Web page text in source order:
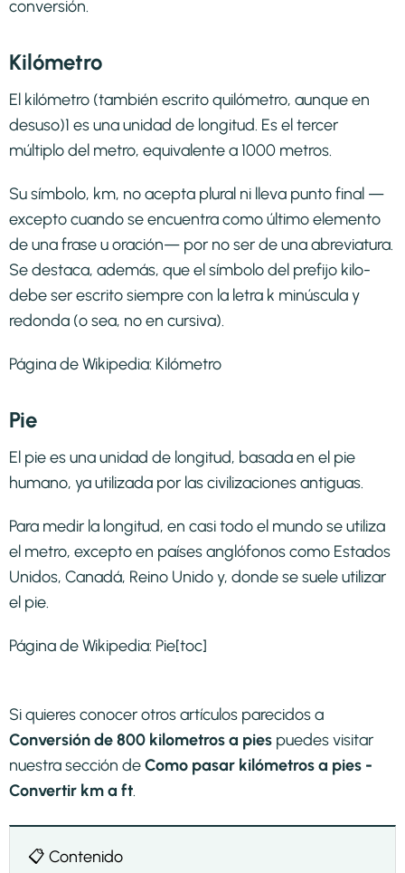
conversión.
Kilómetro
El kilómetro (también escrito quilómetro, aunque en
desuso)1​ es una unidad de longitud. Es el tercer
múltiplo del metro, equivalente a 1000 metros.
Su símbolo, km, no acepta plural ni lleva punto final —
excepto cuando se encuentra como último elemento
de una frase u oración— por no ser de una abreviatura.
Se destaca, además, que el símbolo del prefijo kilo-
debe ser escrito siempre con la letra k minúscula y
redonda (o sea, no en cursiva).
Página de Wikipedia: Kilómetro
Pie
El pie es una unidad de longitud, basada en el pie
humano, ya utilizada por las civilizaciones antiguas.
Para medir la longitud, en casi todo el mundo se utiliza
el metro, excepto en países anglófonos como Estados
Unidos, Canadá, Reino Unido y, donde se suele utilizar
el pie.
Página de Wikipedia: Pie[toc]
Si quieres conocer otros artículos parecidos a
Conversión de 800 kilometros a pies puedes visitar
nuestra sección deComo pasar kilómetros a pies -
Convertir km a ft.
📋 Contenido